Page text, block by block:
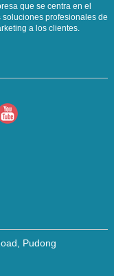
que se centra en el
profesionales de
a los clientes.
Pudong